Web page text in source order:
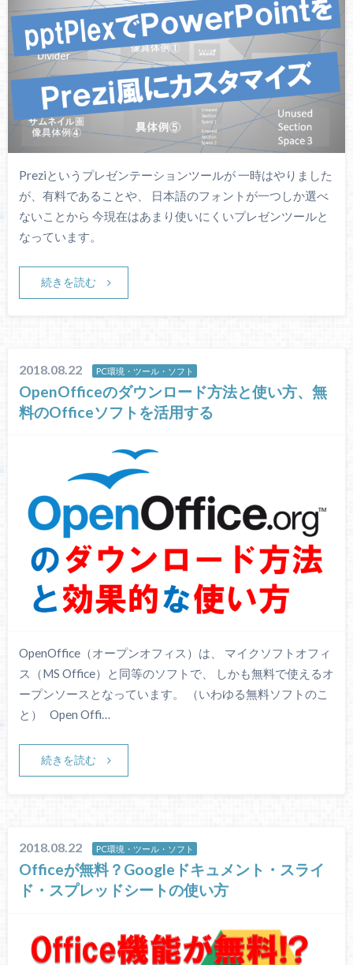
Preziというプレゼンテーションツールが 一時はやりました
が、有料であることや、 日本語のフォントが一つしか選べ
ないことから 今現在はあまり使いにくいプレゼンツールと
なっています。
続きを読む
2018.08.22 PC環境・ツール・ソフト
OpenOfficeのダウンロード方法と使い方、無
料のOfficeソフトを活用する
OpenOffice（オープンオフィス）は、 マイクソフトオフィ
ス（MS Office）と同等のソフトで、 しかも無料で使えるオ
ープンソースとなっています。 （いわゆる無料ソフトのこ
と） Open Offi…
続きを読む
2018.08.22 PC環境・ツール・ソフト
Officeが無料？Googleドキュメント・スライ
ド・スプレッドシートの使い方